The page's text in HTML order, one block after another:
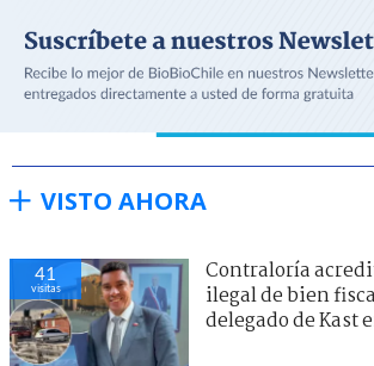
VISTO AHORA
41
visitas
Contraloría
ilegal de bien
delegado de Kast